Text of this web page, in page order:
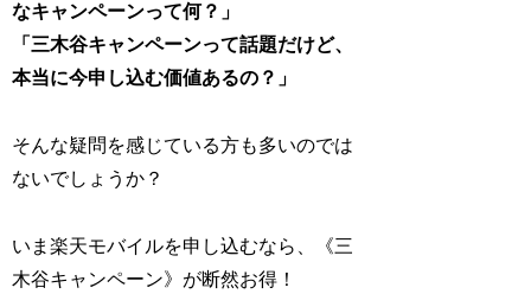
なキャンペーンって何？」
「三木谷キャンペーンって話題だけど、
本当に今申し込む価値あるの？」
そんな疑問を感じている方も多いのでは
ないでしょうか？
いま楽天モバイルを申し込むなら、
《三
木谷キャンペーン》が断然お得！